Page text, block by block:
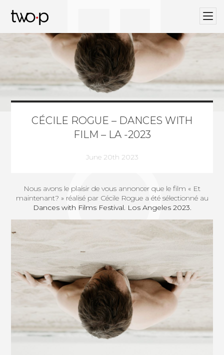
CÉCILE ROGUE – DANCES WITH
FILM – LA -2023
June 20th 2023
Nous avons le plaisir de vous annoncer que le film « Et
maintenant? » réalisé par Cécile Rogue a été sélectionné au
Dances with Films Festival. Los Angeles 2023.
BLOG